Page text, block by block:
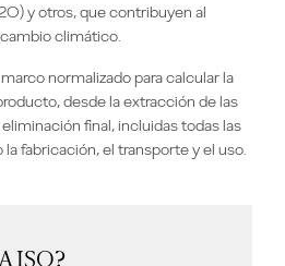
y otros, que contribuyen al
climático.
normalizado para calcular la
desde la extracción de las
final, incluidas todas las
fabricación, el transporte y el uso.
ISO?